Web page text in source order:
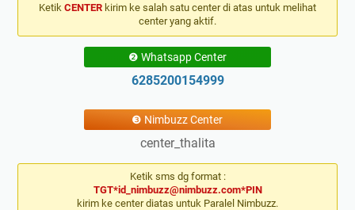
Ketik CENTER kirim ke salah satu center di atas untuk melihat
center yang aktif.
❷ Whatsapp Center
6285200154999
❸ Nimbuzz Center
center_thalita
Ketik sms dg format :
TGT*id_nimbuzz@nimbuzz.com*PIN
kirim ke center diatas untuk Paralel Nimbuzz.